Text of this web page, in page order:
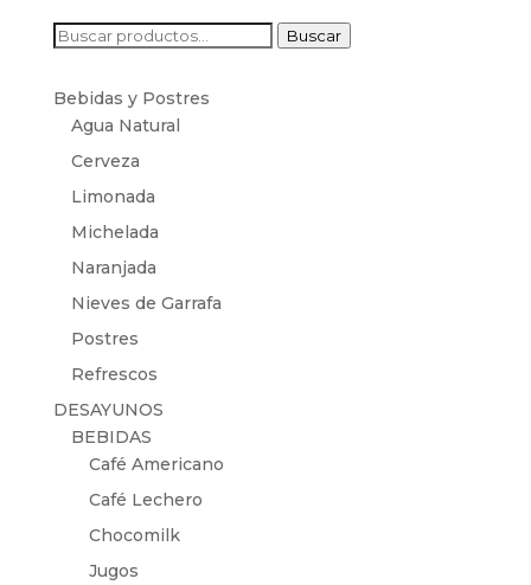
Buscar
Buscar
Bebidas y Postres
Agua Natural
Cerveza
Limonada
Michelada
Naranjada
Nieves de Garrafa
Postres
Refrescos
DESAYUNOS
BEBIDAS
Café Americano
Café Lechero
Chocomilk
Jugos